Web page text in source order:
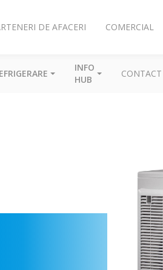
DE AFACERI COMERCIAL
INFO
HUB
CONTACT